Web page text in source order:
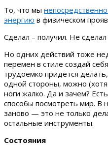
То, что мы
энергию в физическом
Сделал – получил. Не
Но одних действий тоже
перемен в стиле создай
трудоемко придется
одной стороны, можно
ноги жалко. Да и зачем?
способы посмотреть мир. В
заново — это не только
остальные инструменты.
Состояния